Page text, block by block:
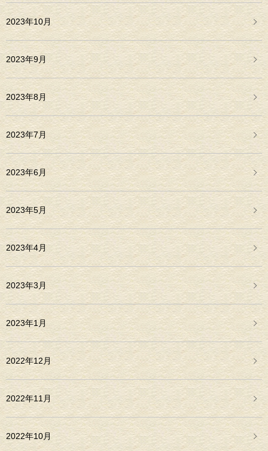
2023年10月
2023年9月
2023年8月
2023年7月
2023年6月
2023年5月
2023年4月
2023年3月
2023年1月
2022年12月
2022年11月
2022年10月